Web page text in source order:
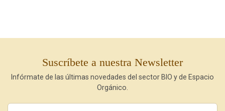
Suscríbete a nuestra Newsletter
Infórmate de las últimas novedades del sector BIO y de Espacio
Orgánico.